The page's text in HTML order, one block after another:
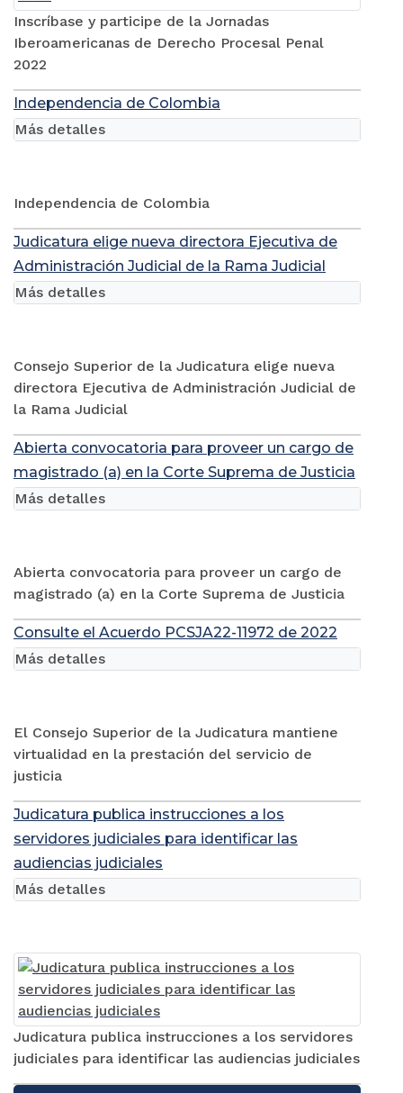
Inscríbase y participe de la Jornadas
Iberoamericanas de Derecho Procesal Penal
2022
Independencia de Colombia
Independencia de Colombia
Más detalles
Judicatura elige nueva directora Ejecutiva de
Administración Judicial de la Rama Judicial
Consejo Superior de la Judicatura elige nueva
directora Ejecutiva de Administración Judicial de
la Rama Judicial
Más detalles
Abierta convocatoria para proveer un cargo de
magistrado (a) en la Corte Suprema de Justicia
Abierta convocatoria para proveer un cargo de
magistrado (a) en la Corte Suprema de Justicia
Más detalles
Consulte el Acuerdo PCSJA22-11972 de 2022
El Consejo Superior de la Judicatura mantiene
virtualidad en la prestación del servicio de
justicia
Más detalles
Judicatura publica instrucciones a los
servidores judiciales para identificar las
audiencias judiciales
Judicatura publica instrucciones a los servidores
judiciales para identificar las audiencias judiciales
Más detalles